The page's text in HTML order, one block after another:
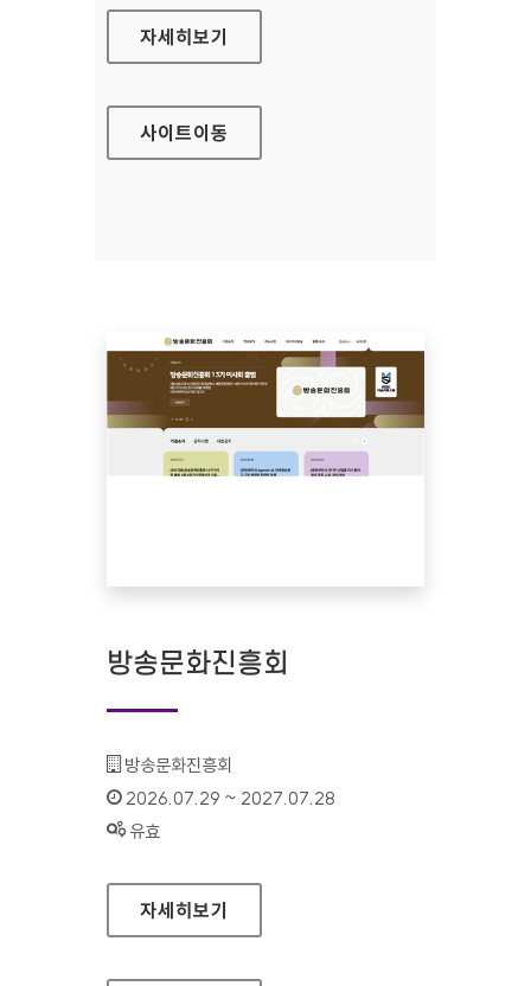
공예포털
자세히보기
사이트이동
방송문화진흥회
기관명 :
방송문화진흥회
인증기간 :
2026.07.29 ~ 2027.07.28
상태 :
유효
방송문화진흥회
자세히보기